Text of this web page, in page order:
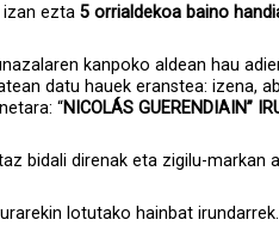
izan ezta 5 orrialdekoa baino
kanpoko aldean hau
datu hauek eranstea: izena,
“NICOLÁS GUERENDIAIN”
bidali direnak eta zigilu-
lotutako hainbat irundarrek.